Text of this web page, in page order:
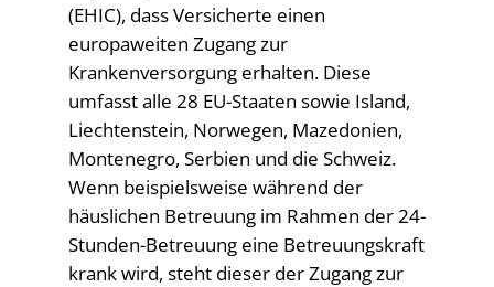
(EHIC), dass Versicherte einen
europaweiten Zugang zur
Krankenversorgung erhalten. Diese
umfasst alle 28 EU-Staaten sowie Island,
Liechtenstein, Norwegen, Mazedonien,
Montenegro, Serbien und die Schweiz.
Wenn beispielsweise während der
häuslichen Betreuung im Rahmen der 24-
Stunden-Betreuung eine Betreuungskraft
krank wird, steht dieser der Zugang zur